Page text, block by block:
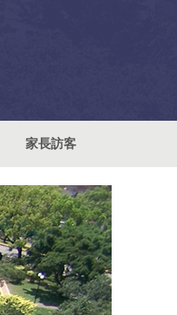
家長訪客